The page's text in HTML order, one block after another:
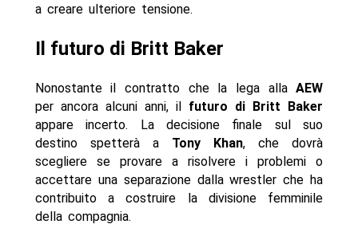
a creare ulteriore tensione.
Il futuro di Britt Baker
Nonostante il contratto che la lega allaAEW
per ancora alcuni anni, il futuro di Britt Baker
appare incerto. La decisione finale sul suo
destino spetterà a Tony Khan, che dovrà
scegliere se provare a risolvere i problemi o
accettare una separazione dalla wrestler che ha
contribuito a costruire la divisione femminile
della compagnia.